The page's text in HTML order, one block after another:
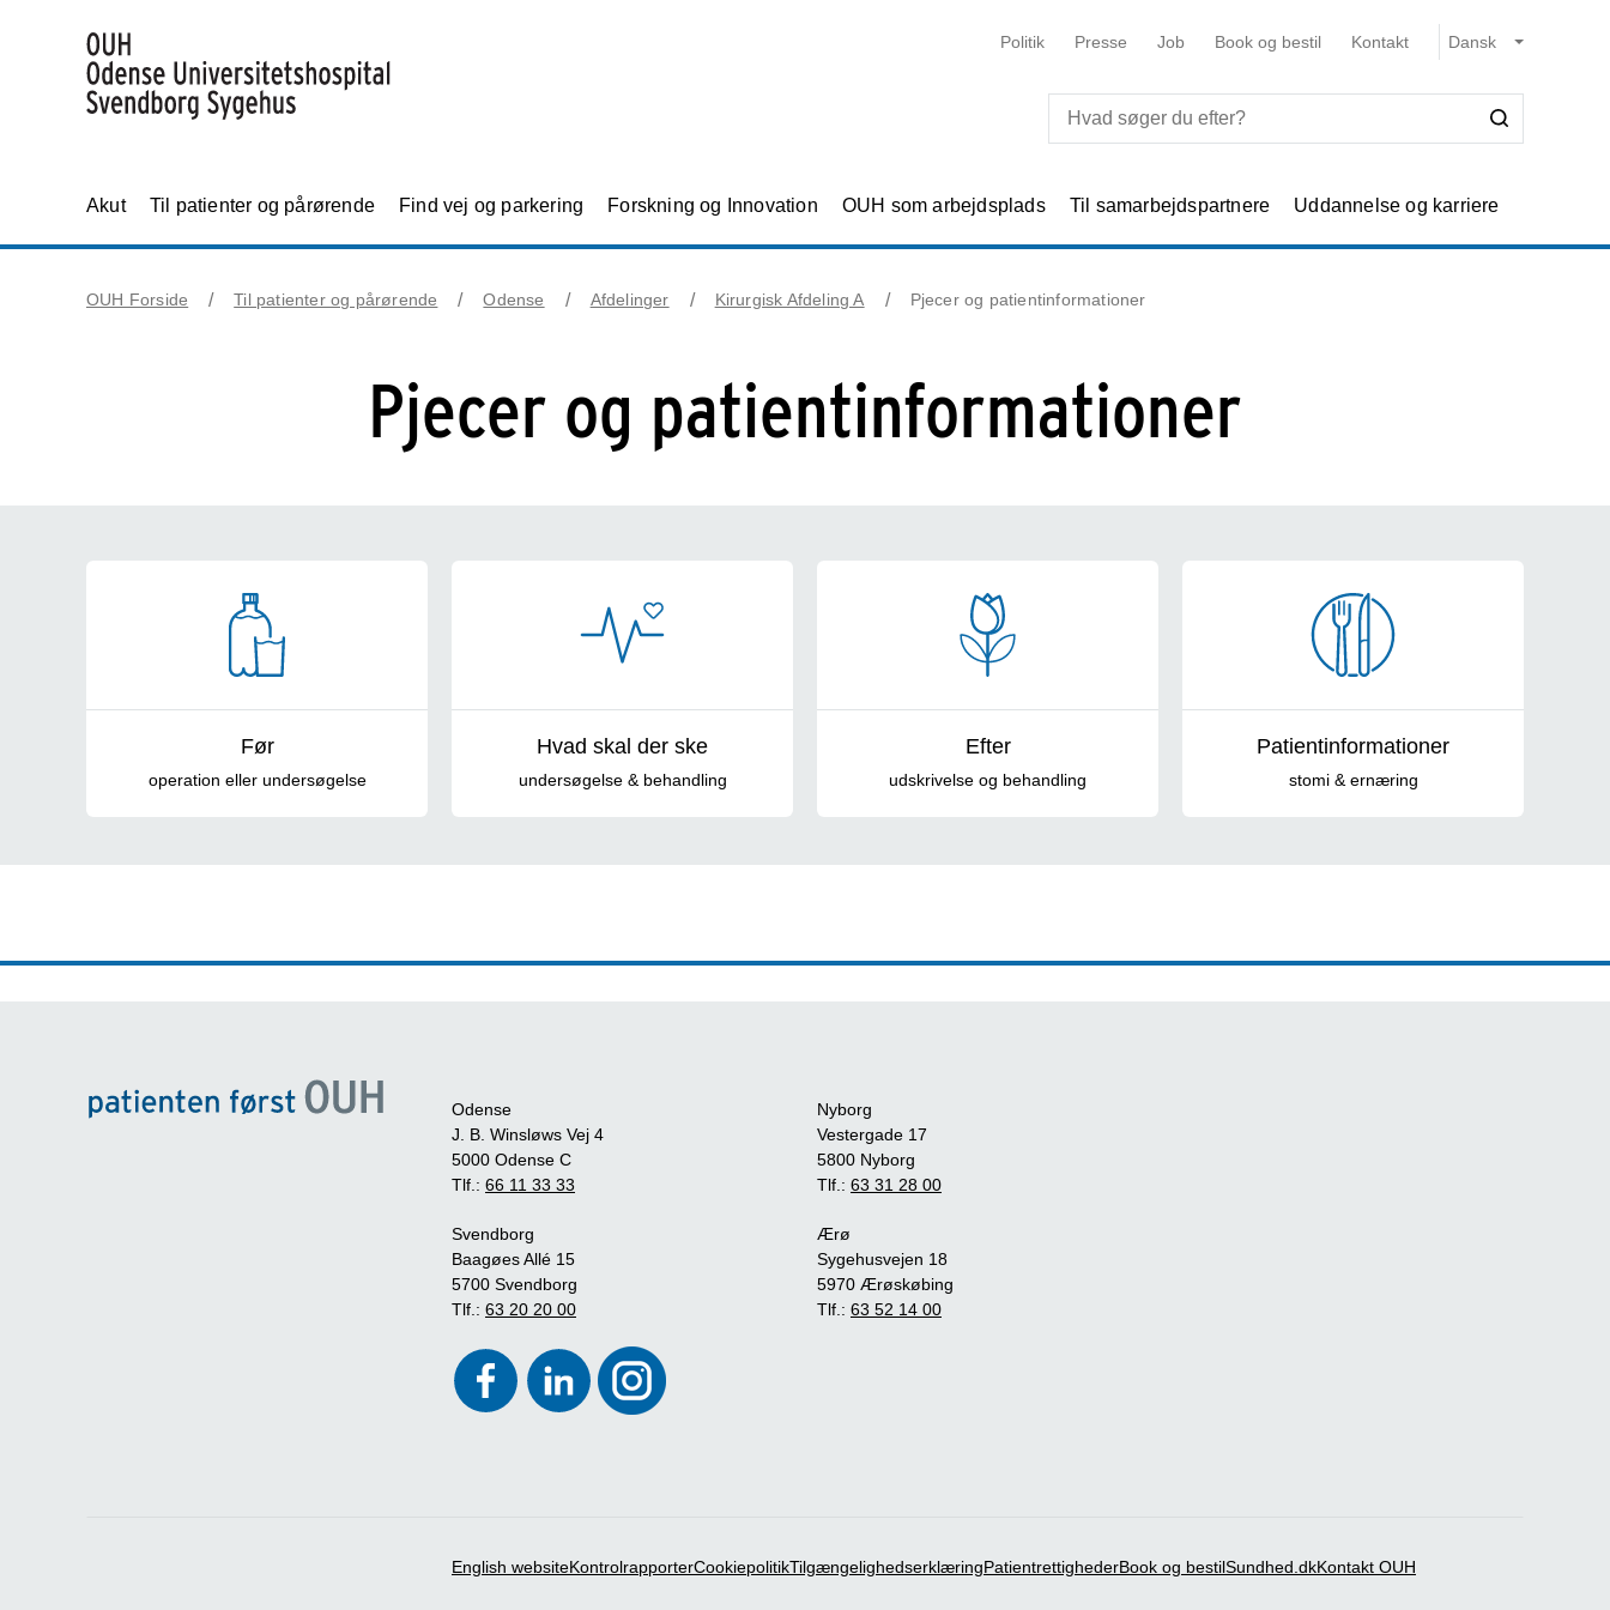
Politik Presse Job Book og bestil Kontakt
Akut Til patienter og pårørende Find vej og parkering Forskning og Innovation OUH som arbejdsplads Til samarbejdspartnere Uddannelse og karriere
OUH Forside Til patienter og pårørende Odense Afdelinger Kirurgisk Afdeling A Pjecer og patientinformationer
Pjecer og patientinformationer
Før
operation eller undersøgelse
Hvad skal der ske
undersøgelse & behandling
Efter
udskrivelse og behandling
Patientinformationer
stomi & ernæring
Odense
J. B. Winsløws Vej 4
5000 Odense C
Tlf.: 66 11 33 33
Svendborg
Baagøes Allé 15
5700 Svendborg
Tlf.: 63 20 20 00
Nyborg
Vestergade 17
5800 Nyborg
Tlf.: 63 31 28 00
Ærø
Sygehusvejen 18
5970 Ærøskøbing
Tlf.: 63 52 14 00
English websiteKontrolrapporterCookiepolitikTilgængelighedserklæringPatientrettighederBook og bestilSundhed.dkKontakt OUH